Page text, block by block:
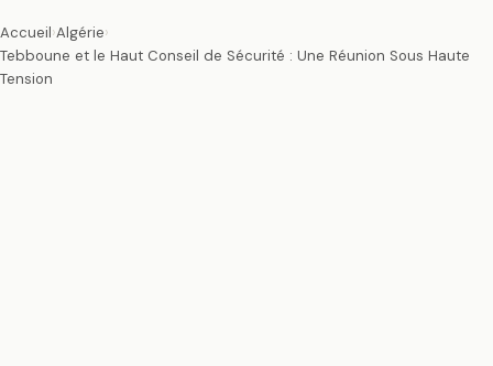
Accueil›Algérie›
Tebboune et le Haut Conseil de Sécurité : Une Réunion Sous Haute
Tension